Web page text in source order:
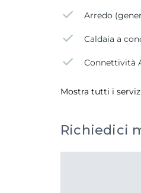
Arredo
Caldaia a
Connettività
Mostra tutti i
Richiedici